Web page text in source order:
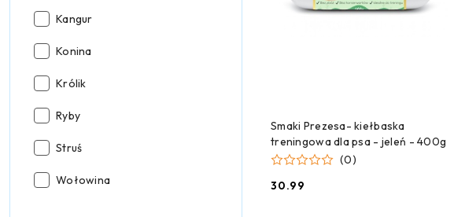
Rodzaj
Kangur
Rodzaj
Konina
Rodzaj
Królik
Rodzaj
Ryby
Rodzaj
Struś
Rodzaj
Wołowina
Smaki Prezesa- kiełbaska
treningowa dla psa - jeleń - 400g
(0)
Cena:
30.99